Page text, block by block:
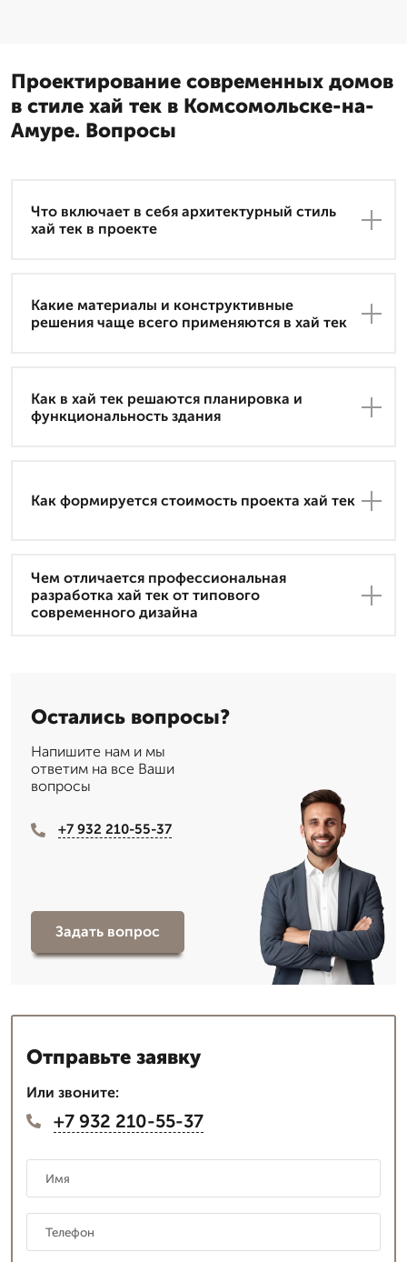
Проектирование современных домов
в стиле хай тек в Комсомольске-на-
Амуре. Вопросы
Что включает в себя архитектурный стиль
хай тек в проекте
Какие материалы и конструктивные
решения чаще всего применяются в хай тек
Как в хай тек решаются планировка и
функциональность здания
Как формируется стоимость проекта хай тек
Чем отличается профессиональная
разработка хай тек от типового
современного дизайна
Остались вопросы?
Напишите нам и мы
ответим на все Ваши
вопросы
+7 932 210-55-37
Задать вопрос
Отправьте заявку
Или звоните:
+7 932 210-55-37